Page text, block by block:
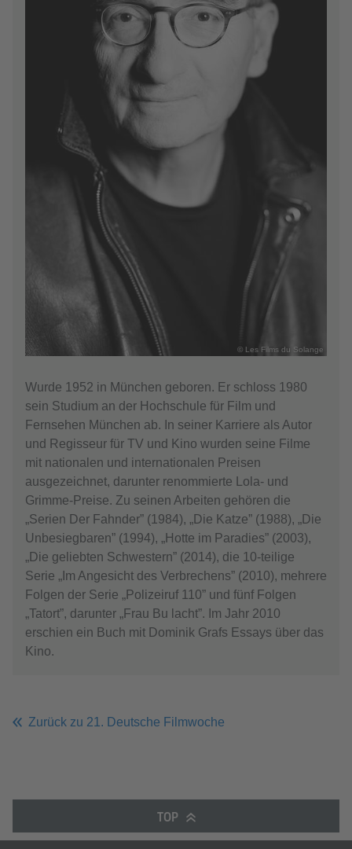
© Les Films du Solange
Wurde 1952 in München geboren. Er schloss 1980
sein Studium an der Hochschule für Film und
Fernsehen München ab. In seiner Karriere als Autor
und Regisseur für TV und Kino wurden seine Filme
mit nationalen und internationalen Preisen
ausgezeichnet, darunter renommierte Lola- und
Grimme-Preise. Zu seinen Arbeiten gehören die
„Serien Der Fahnder” (1984), „Die Katze” (1988), „Die
Unbesiegbaren” (1994), „Hotte im Paradies” (2003),
„Die geliebten Schwestern” (2014), die 10-teilige
Serie „Im Angesicht des Verbrechens” (2010), mehrere
Folgen der Serie „Polizeiruf 110” und fünf Folgen
„Tatort”, darunter „Frau Bu lacht”. Im Jahr 2010
erschien ein Buch mit Dominik Grafs Essays über das
Kino.
Zurück zu 21. Deutsche Filmwoche
TOP